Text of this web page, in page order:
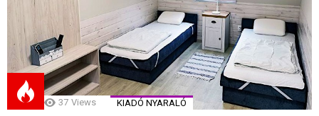
37 Views KIADÓ NYARALÓ